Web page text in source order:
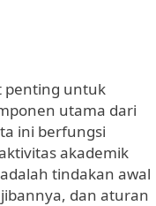
penting untuk
utama dari
ini berfungsi
akademik
tindakan awal
dan aturan